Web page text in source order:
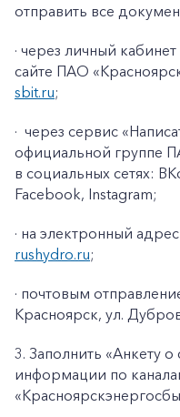
отправить все
· через личный
сайте ПАО
sbit.ru;
· через сервис
официальной группе
в социальных сетях:
Facebook, Instagram;
· на электронный
rushydro.ru;
· почтовым
Красноярск, ул.
3. Заполнить «Анкету
информации по